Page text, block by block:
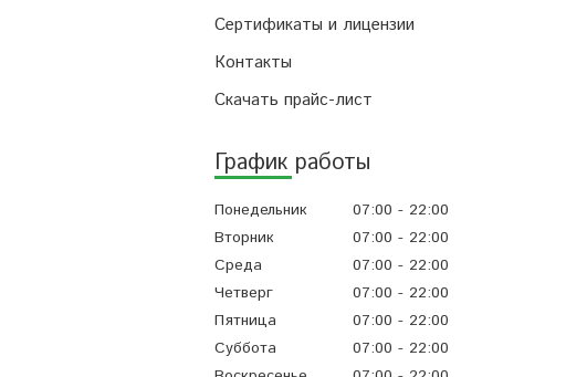
Сертификаты и лицензии
Контакты
Скачать прайс-лист
График работы
Понедельник 07:00
22:00
Вторник
07:00
22:00
Среда
07:00
22:00
Четверг
07:00
22:00
Пятница
07:00
22:00
Суббота
07:00
22:00